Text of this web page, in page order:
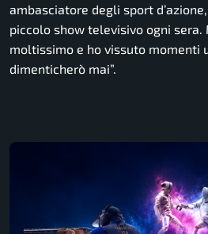
ambasciatore degli sport
piccolo show televisivo ogni
moltissimo e ho vissuto momenti
dimenticherò mai”.